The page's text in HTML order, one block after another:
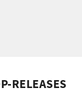
RELEASES